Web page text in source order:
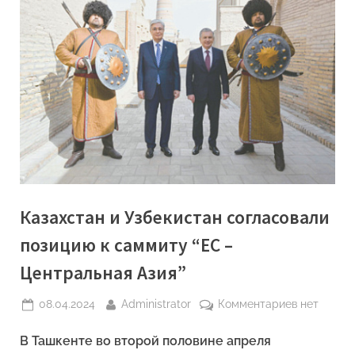
Казахстан и Узбекистан согласовали
позицию к саммиту “ЕС –
Центральная Азия”
Posted
08.04.2024 By
Administrator Комментариевк
нет
В Ташкенте во второй половине апреля